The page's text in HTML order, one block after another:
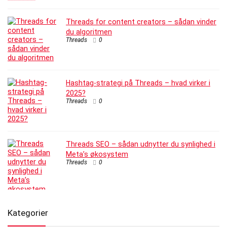
Threads for content creators – sådan vinder
du algoritmen
Threads 0
Hashtag-strategi på Threads – hvad virker i
2025?
Threads 0
Threads SEO – sådan udnytter du synlighed i
Meta’s økosystem
Threads 0
Kategorier